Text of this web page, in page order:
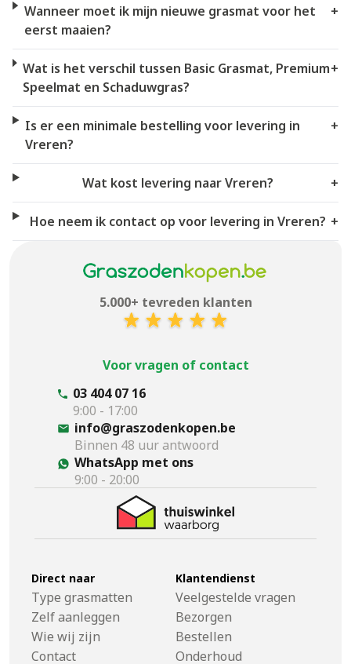
Wanneer moet ik mijn nieuwe grasmat voor het
eerst maaien?
+
Wat is het verschil tussen Basic Grasmat, Premium
Speelmat en Schaduwgras?
+
Is er een minimale bestelling voor levering in
Vreren?
+
Wat kost levering naar Vreren? +
Hoe neem ik contact op voor levering in Vreren? +
5.000+ tevreden klanten
Voor vragen of contact
03 404 07 16
9:00 - 17:00
info@graszodenkopen.be
Binnen 48 uur antwoord
WhatsApp met ons
9:00 - 20:00
Direct naar
Type grasmatten
Zelf aanleggen
Wie wij zijn
Contact
Klantendienst
Veelgestelde vragen
Bezorgen
Bestellen
Onderhoud